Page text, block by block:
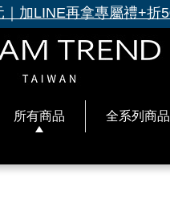
運、滿3000再送升等禮
所有商品 全系列商品